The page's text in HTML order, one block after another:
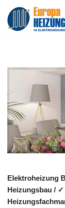
Zum
Elektroheizung
Heizungsbau /